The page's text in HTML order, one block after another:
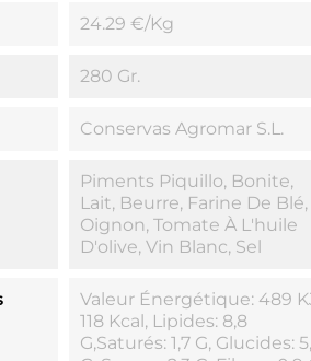
24.29 €/Kg
280 Gr.
Conservas Agromar S.L.
Piments Piquillo, Bonite,
Lait, Beurre, Farine De Blé,
Oignon, Tomate À L'huile
D'olive, Vin Blanc, Sel
Valeur Énergétique: 489
118 Kcal, Lipides: 8,8
G,Saturés: 1,7 G, Glucides: